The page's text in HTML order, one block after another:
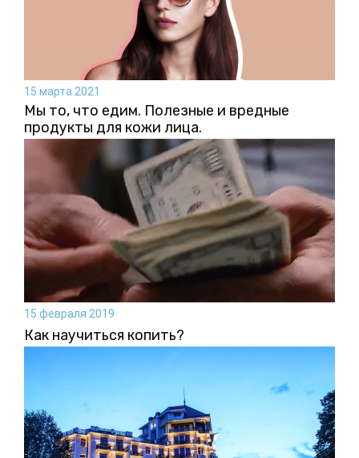
15 марта 2021
Мы то, что едим. Полезные и вредные
продукты для кожи лица.
15 февраля 2019
Как научиться копить?